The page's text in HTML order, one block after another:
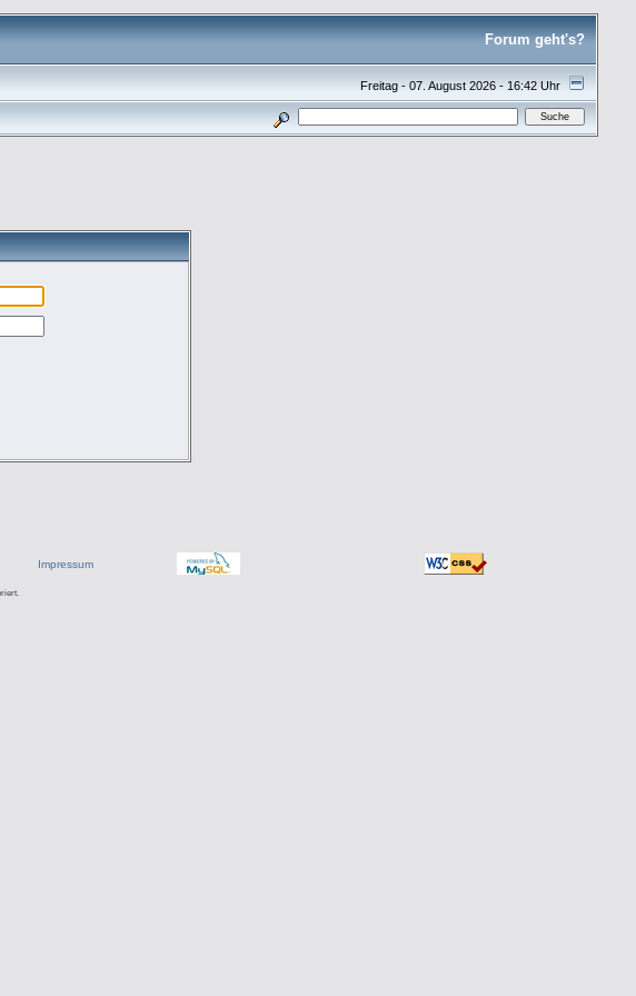
Forum geht's?
Freitag - 07. August 2026 - 16:42 Uhr
Impressum